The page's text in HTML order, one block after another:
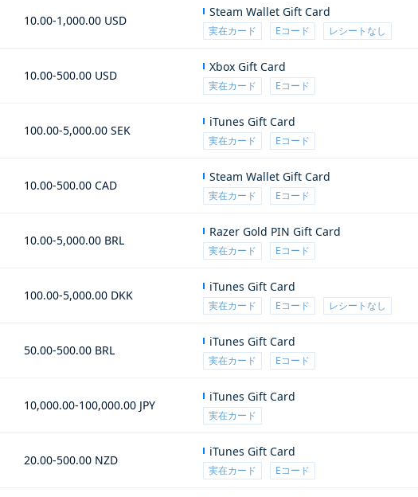
10.00-1,000.00 USD
Steam Wallet Gift Card
実在カード Eコード レシートなし
10.00-500.00 USD
Xbox Gift Card
実在カード Eコード
100.00-5,000.00 SEK
iTunes Gift Card
実在カード Eコード
10.00-500.00 CAD
Steam Wallet Gift Card
実在カード Eコード
10.00-5,000.00 BRL
Razer Gold PIN Gift Card
実在カード Eコード
100.00-5,000.00 DKK
iTunes Gift Card
実在カード Eコード レシートなし
50.00-500.00 BRL
iTunes Gift Card
実在カード Eコード
10,000.00-100,000.00 JPY
iTunes Gift Card
実在カード
20.00-500.00 NZD
iTunes Gift Card
実在カード Eコード